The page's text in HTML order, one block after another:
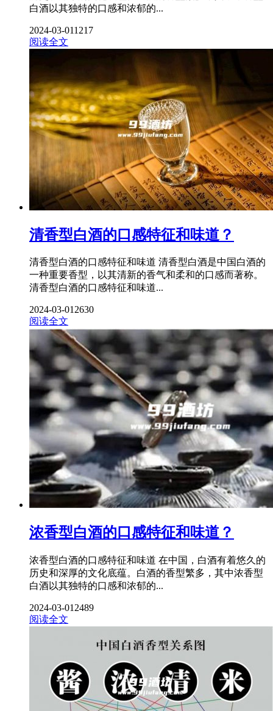
白酒以其独特的口感和浓郁的...
2024-03-011217
阅读全文
清香型白酒的口感特征和味道？
清香型白酒的口感特征和味道 清香型白酒是中国白酒的
一种重要香型，以其清新的香气和柔和的口感而著称。
清香型白酒的口感特征和味道...
2024-03-012630
阅读全文
浓香型白酒的口感特征和味道？
浓香型白酒的口感特征和味道 在中国，白酒有着悠久的
历史和深厚的文化底蕴。白酒的香型繁多，其中浓香型
白酒以其独特的口感和浓郁的...
2024-03-01 2489
阅读全文